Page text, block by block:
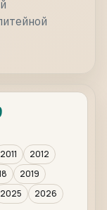
2011
2012
2019
2025
2026